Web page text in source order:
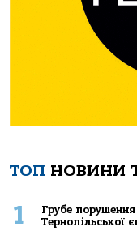
ТОП НОВИНИ
1
Грубе
Тернопільської